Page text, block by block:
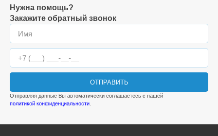
Нужна помощь?
Закажите обратный звонок
ОТПРАВИТЬ
Отправляя данные Вы автоматически соглашаетесь с нашей
политикой конфиденциальности